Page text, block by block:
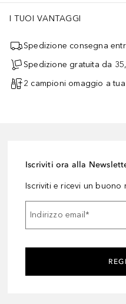
I TUOI VANTAGGI
Spedizione consegna
Spedizione gratuita da
2 campioni omaggio a tua
Iscriviti ora alla
Iscriviti e ricevi un buono
Indirizzo email*